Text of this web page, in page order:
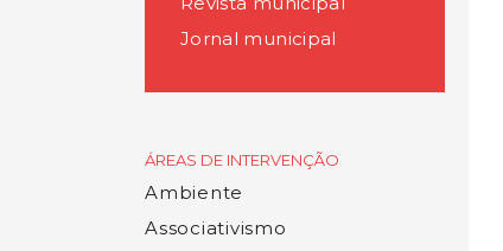
Jornal municipal
ÁREAS DE INTERVENÇÃO
Ambiente
Associativismo